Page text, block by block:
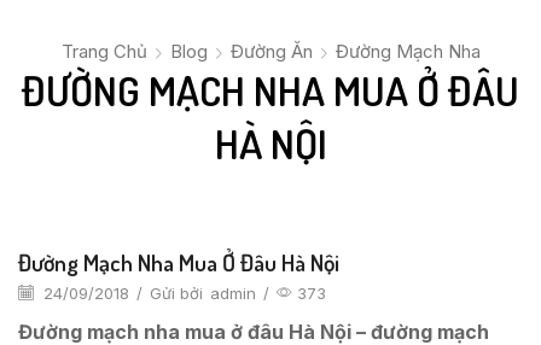
Trang Chủ Blog Đường Ăn Đường Mạch Nha
ĐƯỜNG MẠCH NHA MUA Ở ĐÂU
HÀ NỘI
Đường Mạch Nha Mua Ở Đâu Hà Nội
24/09/2018 / Gửi bởi admin / 373
Đường mạch nha mua ở đâu Hà Nội – đường mạch